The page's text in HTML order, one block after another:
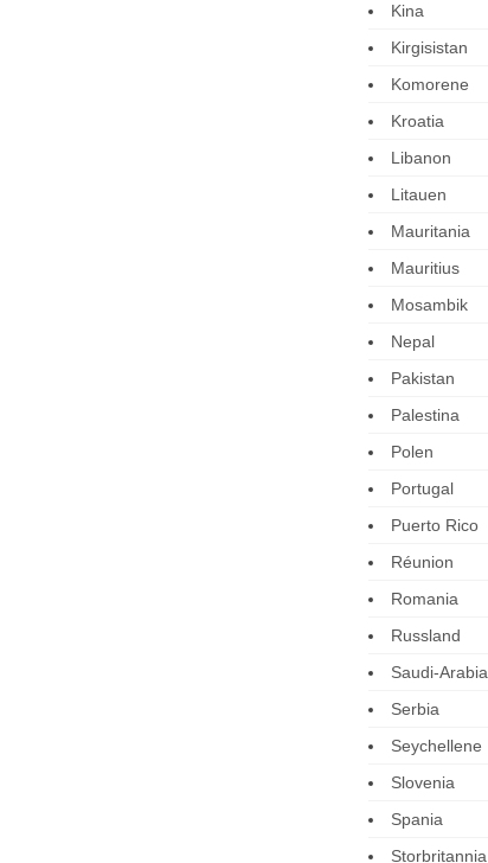
Kina
Kirgisistan
Komorene
Kroatia
Libanon
Litauen
Mauritania
Mauritius
Mosambik
Nepal
Pakistan
Palestina
Polen
Portugal
Puerto Rico
Réunion
Romania
Russland
Saudi-Arabia
Serbia
Seychellene
Slovenia
Spania
Storbritannia